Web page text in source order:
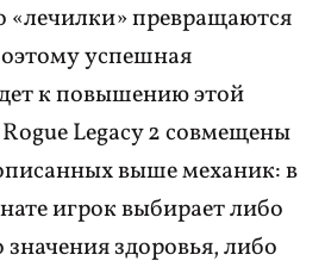
«лечилки» превращаются
успешная
к повышению этой
Legacy 2 совмещены
выше механик: в
игрок выбирает либо
здоровья, либо